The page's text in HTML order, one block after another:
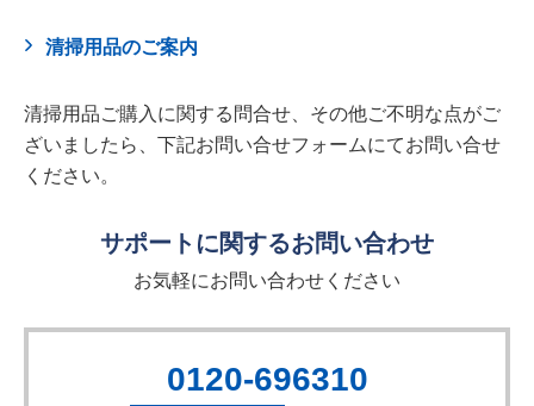
清掃用品のご案内
清掃用品ご購入に関する問合せ、その他ご不明な点がご
ざいましたら、下記お問い合せフォームにてお問い合せ
ください。
サポートに関するお問い合わせ
お気軽にお問い合わせください
0120-696310